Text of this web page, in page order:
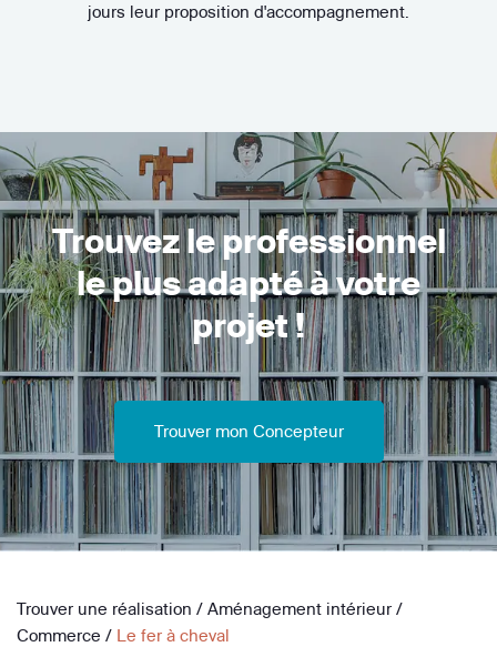
jours leur proposition d'accompagnement.
Trouvez le professionnel
le plus adapté à votre
projet !
Trouver mon Concepteur
Trouver une réalisation / Aménagement intérieur /
Commerce / Le fer à cheval